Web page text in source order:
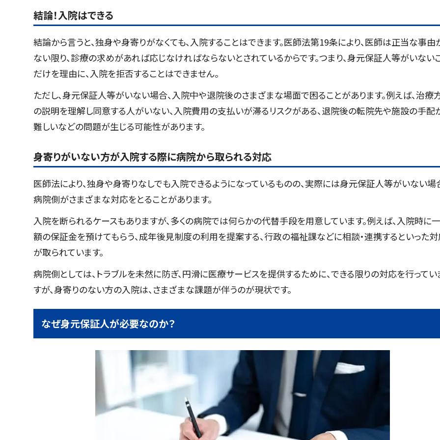
結論！入院はできる
結論から言うと、独身や身寄りがなくても、入院することはできます。医師法第19条により、医師は正当な事由
ない限り、診療の求めがあれば応じなければならないとされているからです。つまり、身元保証人等がいない
だけを理由に、入院を拒否することはできません。
ただし、身元保証人等がいない場合、入院中や退院後のさまざまな場面で困ることがあります。例えば、治療
の説明を理解し同意する人がいない、入院費用の支払いが滞るリスクがある、退院後の転院先や施設の手配
難しいなどの問題が生じる可能性があります。
身寄りがいない方が入院する際に病院から取られる対応
医師法により、独身や身寄りなしでも入院できるようになっているものの、実際には身元保証人等がいない場
病院側がさまざまな対応をとることがあります。
入院を断られるケースもありますが、多くの病院では何らかの代替手段を用意しています。例えば、入院時に
額の保証金を預けてもらう、成年後見制度の利用を提案する、行政の福祉課などに相談・連携するといった
が取られています。
病院側としては、トラブルを未然に防ぎ、円滑に医療サービスを提供するために、できる限りの対応を行ってい
すが、身寄りのない方の入院は、さまざまな課題が伴うのが現状です。
なぜ身元保証人が必要なのか？